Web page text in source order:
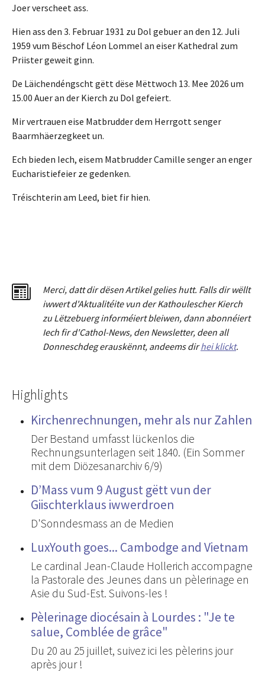
Joer verscheet ass.
Hien ass den 3. Februar 1931 zu Dol gebuer an den 12. Juli
1959 vum Bëschof Léon Lommel an eiser Kathedral zum
Priister geweit ginn.
De Läichendéngscht gëtt dëse Mëttwoch 13. Mee 2026 um
15.00 Auer an der Kierch zu Dol gefeiert.
Mir vertrauen eise Matbrudder dem Herrgott senger
Baarmhäerzegkeet un.
Ech bieden Iech, eisem Matbrudder Camille senger an enger
Eucharistiefeier ze gedenken.
Tréischterin am Leed, biet fir hien.
Merci, dattdir dësen Artikel gelies hutt. Falls dir wëllt
iwwert d'Aktualitéite vun der Kathoulescher Kierch
zu Lëtzebuerg informéiert bleiwen, dann abonnéiert
Iech fir d'Cathol-News, den Newsletter, deen all
Donneschdeg erauskënnt, andeems dirhei klickt.
Highlights
Kirchenrechnungen, mehr als nur Zahlen
Der Bestand umfasst lückenlos die
Rechnungsunterlagen seit 1840. (Ein Sommer
mit dem Diözesanarchiv 6/9)
D’Mass vum 9 August gëtt vun der
Giischterklaus iwwerdroen
D'Sonndesmass an de Medien
LuxYouth goes... Cambodge and Vietnam
Le cardinal Jean-Claude Hollerich accompagne
la Pastorale des Jeunes dans un pèlerinage en
Asie du Sud-Est. Suivons-les !
Pèlerinage diocésain à Lourdes : "Je te
salue, Comblée de grâce"
Du 20 au 25 juillet, suivez ici les pèlerins jour
après jour !